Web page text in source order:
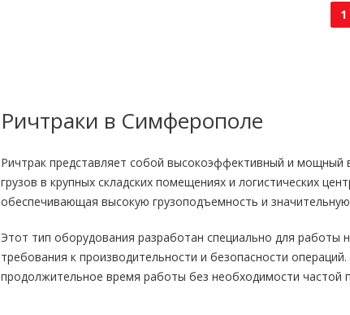
1
Ричтраки в Симферополе
Ричтрак представляет собой высокоэффективный и мощный
грузов в крупных складских помещениях и логистических
обеспечивающая высокую грузоподъемность и
Этот тип оборудования разработан специально для работы
требования к производительности и безопасности
продолжительное время работы без необходимости частой